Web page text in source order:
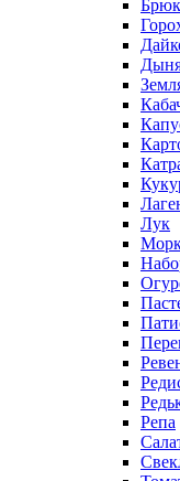
Лук
Репа